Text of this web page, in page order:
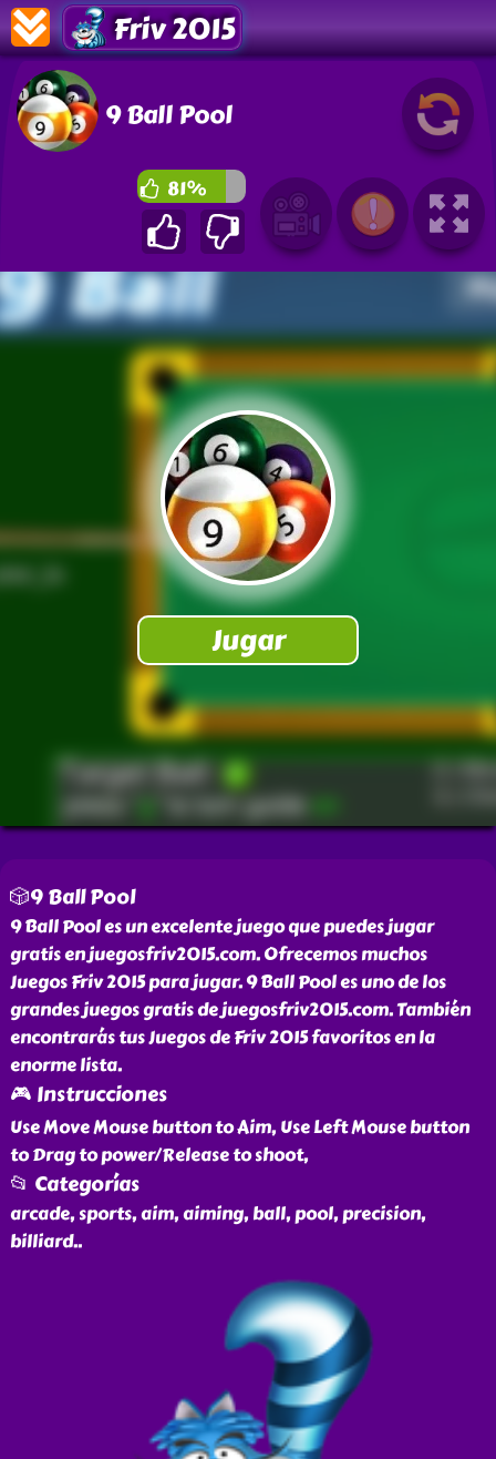
Friv 2015
9 Ball Pool
81%
🎲9 Ball Pool
9 Ball Pool es un excelente juego que puedes jugar
gratis en juegosfriv2015.com. Ofrecemos muchos
Juegos Friv 2015 para jugar. 9 Ball Pool es uno de los
grandes juegos gratis de juegosfriv2015.com. También
encontrarás tus Juegos de Friv 2015 favoritos en la
enorme lista.
🎮 Instrucciones
Use Move Mouse button to Aim, Use Left Mouse button
to Drag to power/Release to shoot,
📂 Categorías
arcade, sports, aim, aiming, ball, pool, precision,
billiard..